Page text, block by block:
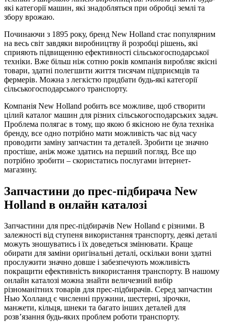
які категорії машин, які знадобляться при обробці землі та
збору врожаю.
Починаючи з 1895 року, бренд New Holland стає популярним
на весь світ завдяки виробництву й розробці рішень, які
сприяють підвищенню ефективності сільськогосподарської
техніки. Вже більш ніж сотню років компанія виробляє якісні
товари, здатні полегшити життя тисячам підприємців та
фермерів. Можна з легкістю придбати будь-які категорії
сільськогосподарського транспорту.
Компанія New Holland робить все можливе, щоб створити
цілий каталог машин для різних сільськогосподарських задач.
Проблема полягає в тому, що якою б якісною не була техніка
бренду, все одно потрібно мати можливість час від часу
проводити заміну запчастин та деталей. Зробити це значно
простіше, аніж може здатись на перший погляд. Все що
потрібно зробити – скористатись послугами інтернет-
магазину.
Запчастини до прес-підбирача New
Holland в онлайн каталозі
Запчастини для прес-підбирачів New Holland є різними. В
залежності від ступеня використання транспорту, деякі деталі
можуть зношуватись і їх доведеться змінювати. Краще
обирати для заміни оригінальні деталі, оскільки вони здатні
прослужити значно довше і забезпечують можливість
покращити ефективність використання транспорту. В нашому
онлайн каталозі можна знайти величезний вибір
різноманітних товарів для прес-підбирачів. Серед запчастин
Нью Холланд є численні пружини, шестерні, зірочки,
манжети, кільця, шнеки та багато інших деталей для
розв’язання будь-яких проблем роботи транспорту.